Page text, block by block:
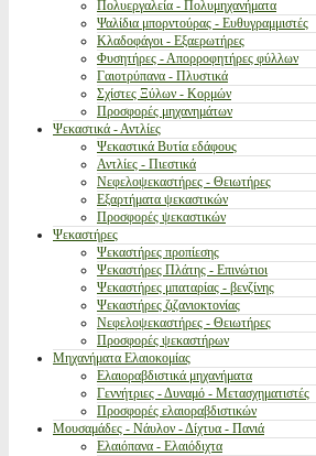
Πολυεργαλεία - Πολυμηχανήματα
Ψαλίδια μπορντούρας - Ευθυγραμμιστές
Κλαδοφάγοι - Εξαερωτήρες
Φυσητήρες - Απορροφητήρες φύλλων
Γαιοτρύπανα - Πλυστικά
Σχίστες Ξύλων - Κορμών
Προσφορές μηχανημάτων
Ψεκαστικά - Αντλίες
Ψεκαστικά Βυτία εδάφους
Αντλίες - Πιεστικά
Νεφελοψεκαστήρες - Θειωτήρες
Εξαρτήματα ψεκαστικών
Προσφορές ψεκαστικών
Ψεκαστήρες
Ψεκαστήρες προπίεσης
Ψεκαστήρες Πλάτης - Επινώτιοι
Ψεκαστήρες μπαταρίας - βενζίνης
Ψεκαστήρες ζιζανιοκτονίας
Νεφελοψεκαστήρες - Θειωτήρες
Προσφορές ψεκαστήρων
Μηχανήματα Ελαιοκομίας
Ελαιοραβδιστικά μηχανήματα
Γεννήτριες - Δυναμό - Μετασχηματιστές
Προσφορές ελαιοραβδιστικών
Μουσαμάδες - Νάυλον - Δίχτυα - Πανιά
Ελαιόπανα - Ελαιόδιχτα